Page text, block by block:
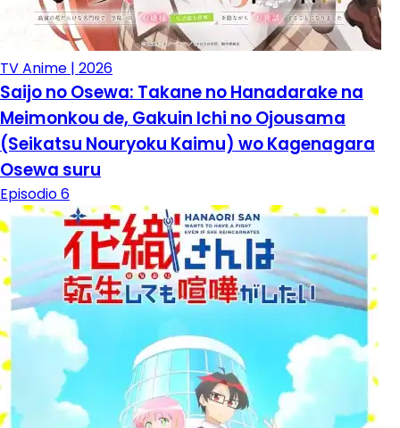
TV Anime | 2026
Saijo no Osewa: Takane no Hanadarake na
Meimonkou de, Gakuin Ichi no Ojousama
(Seikatsu Nouryoku Kaimu) wo Kagenagara
Osewa suru
Episodio 6